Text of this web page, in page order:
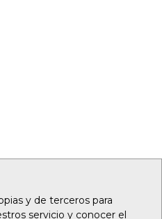
y de terceros para
servicio y conocer el